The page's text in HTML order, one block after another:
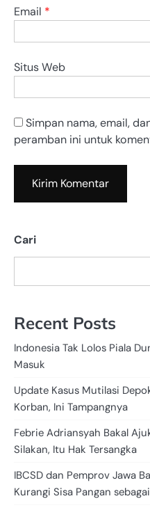
Email *
Situs Web
Simpan nama, email,
peramban ini untuk
Cari
Recent Posts
Indonesia Tak Lolos Piala
Masuk
Update Kasus Mutilasi
Korban, Ini Tampangnya
Febrie Adriansyah Bakal
Silakan, Itu Hak Tersangka
IBCSD dan Pemprov Jawa
Kurangi Sisa Pangan